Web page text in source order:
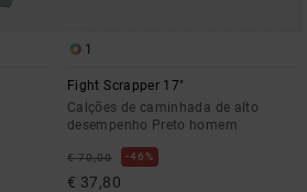
1
Fight Scrapper 17"
Calções de caminhada de alto
desempenho Preto homem
€ 70,00 46%
€ 37,80